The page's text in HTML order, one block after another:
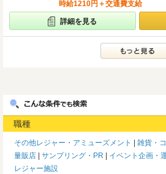
時給1210円＋交通費支給
詳細を見る
職種
その他レジャー・アミューズメント 雑貨・
量販店
サンプリング・PR イベント企画・
レジャー施設